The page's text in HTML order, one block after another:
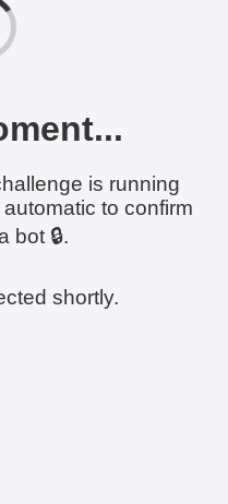
is running
to confirm
bot 🔒.
shortly.